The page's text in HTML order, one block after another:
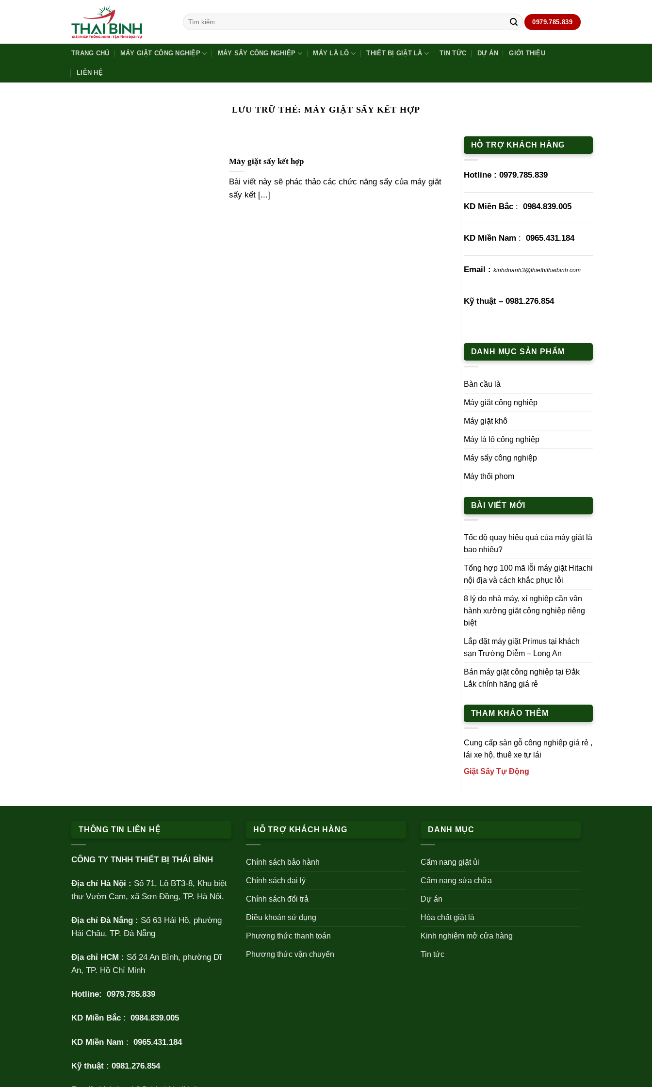
dung
Tìm
kiếm:
0979.785.839
TRANG CHỦ MÁY GIẶT CÔNG NGHIỆP MÁY SẤY CÔNG NGHIỆP MÁY LÀ LÔ THIẾT BỊ GIẶT LÀ TIN TỨC DỰ ÁN GIỚI THIỆU
LIÊN HỆ
LƯU TRỮ THẺ:MÁY GIẶT SẤY KẾT HỢP
Máy giặt sấy kết hợp
Bài viết này sẽ phác thảo các chức năng sấy của máy giặt
sấy kết [...]
HỖ TRỢ KHÁCH HÀNG
Hotline : 0979.785.839
KD Miền Bắc: 0984.839.005
KD Miền Nam : 0965.431.184
Email : kinhdoanh3@thietbithaibinh.com
Kỹ thuật – 0981.276.854
DANH MỤC SẢN PHẨM
Bàn cầu là
Máy giặt công nghiệp
Máy giặt khô
Máy là lô công nghiệp
Máy sấy công nghiệp
Máy thổi phom
BÀI VIẾT MỚI
Tốc độ quay hiệu quả của máy giặt là
bao nhiêu?
Tổng hợp 100 mã lỗi máy giặt Hitachi
nội địa và cách khắc phục lỗi
8 lý do nhà máy, xí nghiệp cần vận
hành xưởng giặt công nghiệp riêng
biệt
Lắp đặt máy giặt Primus tại khách
sạn Trường Diễm – Long An
Bán máy giặt công nghiệp tại Đắk
Lắk chính hãng giá rẻ
THAM KHẢO THÊM
Cung cấp sàn gỗ công nghiệpgiá rẻ ,
lái xe hộ, thuê xe tự lái
Giặt Sấy Tự Động
THÔNG TIN LIÊN HỆ
CÔNG TY TNHH THIẾT BỊ THÁI BÌNH
Địa chỉ Hà Nội : Số 71, Lô BT3-8, Khu biệt
thự Vườn Cam, xã Sơn Đồng, TP. Hà Nội.
Địa chỉ Đà Nẵng : Số 63 Hải Hồ, phường
Hải Châu, TP. Đà Nẵng
Địa chỉ HCM : Số 24 An Bình, phường Dĩ
An, TP. Hồ Chí Minh
Hotline: 0979.785.839
KD Miền Bắc : 0984.839.005
KD Miền Nam : 0965.431.184
Kỹ thuật : 0981.276.854
HỖ TRỢ KHÁCH HÀNG
Chính sách bảo hành
Chính sách đại lý
Chính sách đổi trả
Điều khoản sử dụng
Phương thức thanh toán
Phương thức vận chuyển
DANH MỤC
Cẩm nang giặt ủi
Cẩm nang sửa chữa
Dự án
Hóa chất giặt là
Kinh nghiệm mở cửa hàng
Tin tức